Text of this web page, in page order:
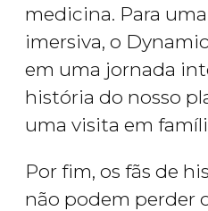
medicina. Para
imersiva, o
em uma jornada
história do nosso
uma visita em
Por fim, os fãs de
não podem perder